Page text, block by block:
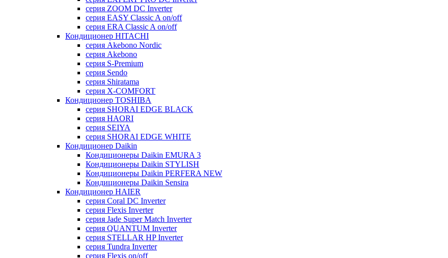
серия ZOOM DC Inverter
серия EASY Classic A on/off
серия ERA Classic A on/off
Кондиционер HITACHI
cерия Akebono Nordic
серия Akebono
серия S-Premium
серия Sendo
серия Shiratama
серия X-COMFORT
Кондиционер TOSHIBA
серия SHORAI EDGE BLACK
серия HAORI
серия SEIYA
серия SHORAI EDGE WHITE
Кондиционер Daikin
Кондиционеры Daikin EMURA 3
Кондиционеры Daikin STYLISH
Кондиционеры Daikin PERFERA NEW
Кондиционеры Daikin Sensira
Кондиционер HAIER
серия Coral DC Inverter
серия Flexis Inverter
серия Jade Super Match Inverter
серия QUANTUM Inverter
серия STELLAR HP Inverter
серия Tundra Inverter
серия Flexis on/off